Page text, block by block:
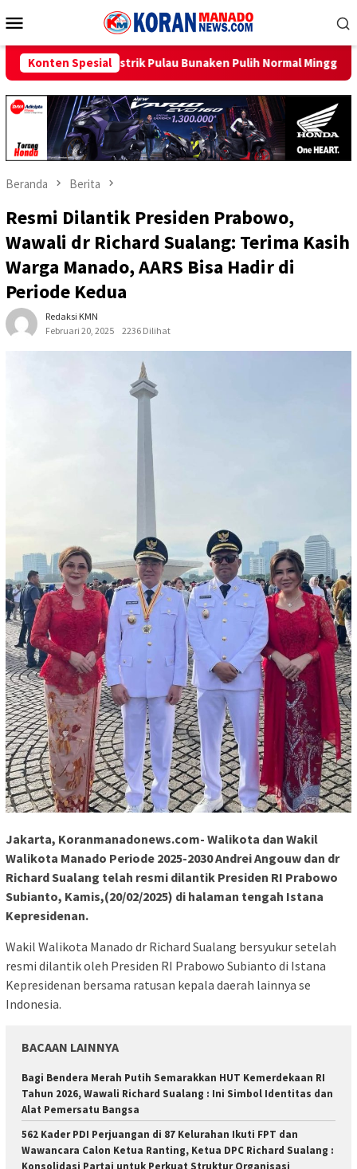
ke
Mobile
Konten Spesial
Pulih Normal Minggu Ini Sambut HUT RI ke-
Beranda Berita
Resmi Dilantik Presiden Prabowo,
Wawali dr Richard Sualang: Terima Kasih
Warga Manado, AARS Bisa Hadir di
Periode Kedua
Redaksi KMN
Februari 20, 2025
2236 Dilihat
Jakarta, Koranmanadonews.com- Walikota dan Wakil
Walikota Manado Periode 2025-2030 Andrei Angouw dan dr
Richard Sualang telah resmi dilantik Presiden RI Prabowo
Subianto, Kamis,(20/02/2025) di halaman tengah Istana
Kepresidenan.
Wakil Walikota Manado dr Richard Sualang bersyukur setelah
resmi dilantik oleh Presiden RI Prabowo Subianto di Istana
Kepresidenan bersama ratusan kepala daerah lainnya se
Indonesia.
BACAAN LAINNYA
Bagi Bendera Merah Putih Semarakkan HUT Kemerdekaan RI
Tahun 2026, Wawali Richard Sualang : Ini Simbol Identitas dan
Alat Pemersatu Bangsa
562 Kader PDI Perjuangan di 87 Kelurahan Ikuti FPT dan
Wawancara Calon Ketua Ranting, Ketua DPC Richard Sualang :
Konsolidasi Partai untuk Perkuat Struktur Organisasi